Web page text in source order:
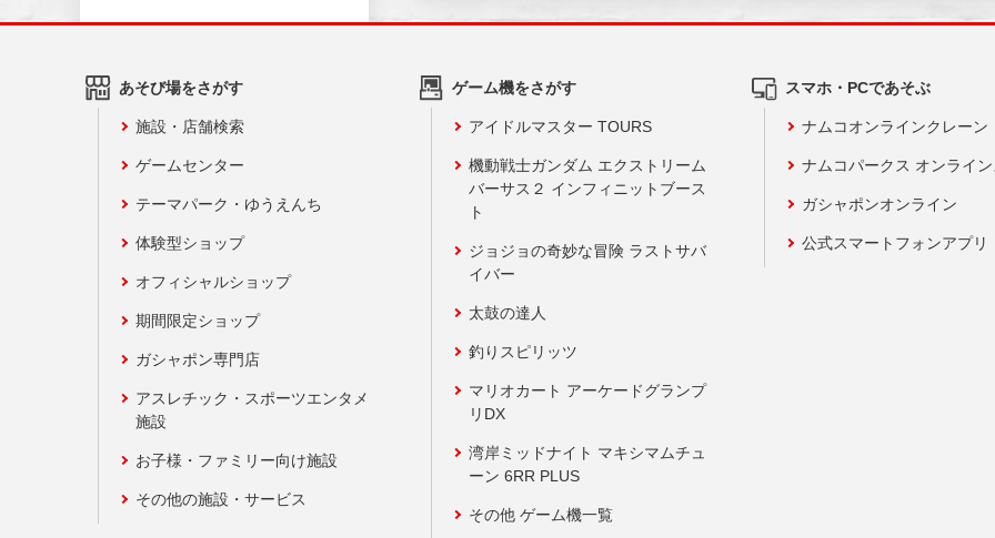
あそび場をさがす
施設・店舗検索
ゲームセンター
テーマパーク・ゆうえんち
体験型ショップ
オフィシャルショップ
期間限定ショップ
ガシャポン専門店
アスレチック・スポーツエンタメ
施設
お子様・ファミリー向け施設
その他の施設・サービス
ゲーム機をさがす
アイドルマスター TOURS
機動戦士ガンダム エクストリーム
バーサス２ インフィニットブース
ト
ジョジョの奇妙な冒険 ラストサバ
イバー
太鼓の達人
釣りスピリッツ
マリオカート アーケードグランプ
リDX
湾岸ミッドナイト マキシマムチュ
ーン 6RR PLUS
その他 ゲーム機一覧
スマホ・PCであそぶ
ナムコオンラインクレーン
ナムコパークス オンライ
ガシャポンオンライン
公式スマートフォンアプリ